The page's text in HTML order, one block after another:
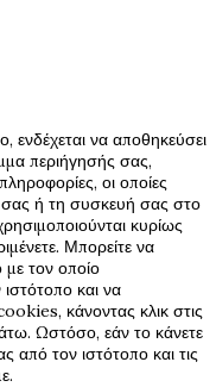
ενδέχεται να αποθηκεύσει
περιήγησής σας,
οι οποίες
σας ή τη συσκευή σας στο
κυρίως
Μπορείτε να
με τον οποίο
και να
κάνοντας κλικ στις
Ωστόσο, εάν το κάνετε
από τον ιστότοπο και τις